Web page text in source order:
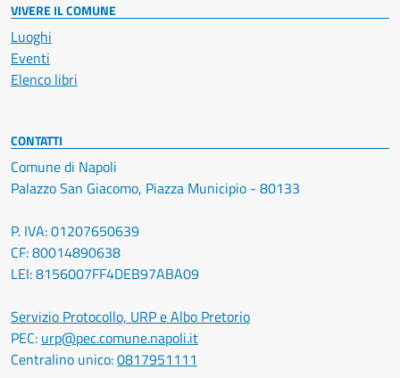
VIVERE IL COMUNE
Luoghi
Eventi
Elenco libri
CONTATTI
Comune di Napoli
Palazzo San Giacomo, Piazza Municipio - 80133
P. IVA: 01207650639
CF: 80014890638
LEI: 8156007FF4DEB97ABA09
Servizio Protocollo, URP e Albo Pretorio
PEC: urp@pec.comune.napoli.it
Centralino unico:0817951111